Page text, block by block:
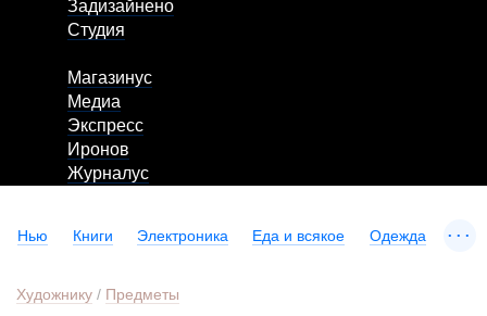
Задизайнено
Студия
Магазинус
Медиа
Экспресс
Иронов
Журналус
Нью Книги Электроника Еда и всякое Одежда ...
Художнику / Предметы